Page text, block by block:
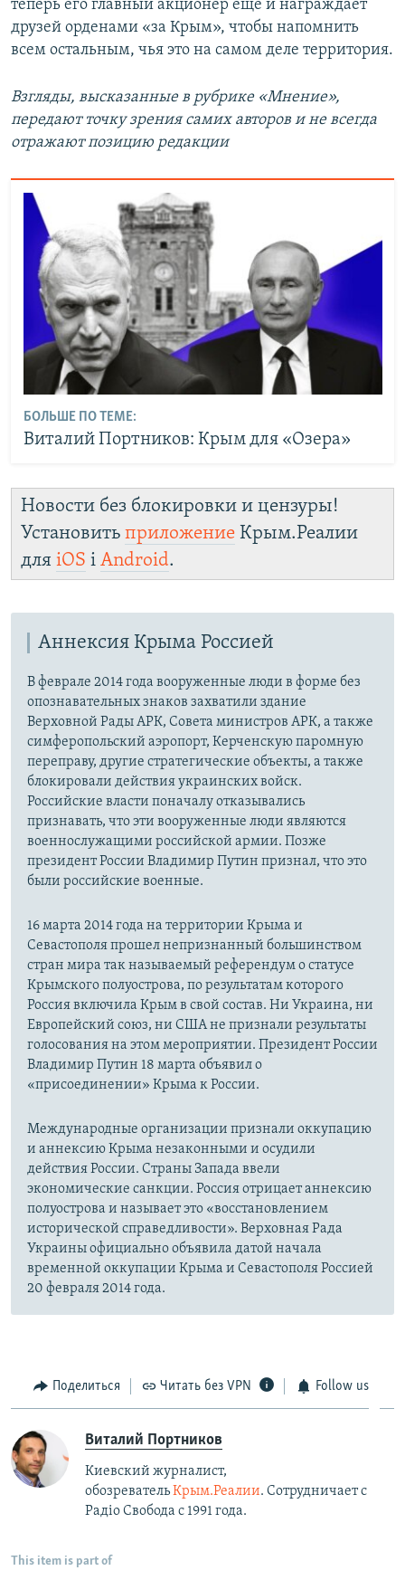
теперь его главный акционер еще и награждает
друзей орденами «за Крым», чтобы напомнить
всем остальным, чья это на самом деле территория.
Взгляды, высказанные в рубрике «Мнение»,
передают точку зрения самих авторов и не всегда
отражают позицию редакции
БОЛЬШЕ ПО ТЕМЕ:
Виталий Портников: Крым для «Озера»
Новости без блокировки и цензуры!
Установить приложение Крым.Реалии
для iOS і Android.
Аннексия Крыма Россией
В феврале 2014 года вооруженные люди в форме без
опознавательных знаков захватили здание
Верховной Рады АРК, Совета министров АРК, а также
симферопольский аэропорт, Керченскую паромную
переправу, другие стратегические объекты, а также
блокировали действия украинских войск.
Российские власти поначалу отказывались
признавать, что эти вооруженные люди являются
военнослужащими российской армии. Позже
президент России Владимир Путин признал, что это
были российские военные.
16 марта 2014 года на территории Крыма и
Севастополя прошел непризнанный большинством
стран мира так называемый референдум о статусе
Крымского полуострова, по результатам которого
Россия включила Крым в свой состав. Ни Украина, ни
Европейский союз, ни США не признали результаты
голосования на этом мероприятии. Президент России
Владимир Путин 18 марта объявил о
«присоединении» Крыма к России.
Международные организации признали оккупацию
и аннексию Крыма незаконными и осудили
действия России. Страны Запада ввели
экономические санкции. Россия отрицает аннексию
полуострова и называет это «восстановлением
исторической справедливости». Верховная Рада
Украины официально объявила датой начала
временной оккупации Крыма и Севастополя Россией
20 февраля 2014 года.
Поделиться Читать без VPN Follow us
Виталий Портников
Киевский журналист,
обозревательКрым.Реалии. Сотрудничает с
Радiо Свобода с 1991 года.
This item is part of